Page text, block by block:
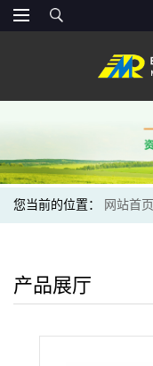
您当前的位置： 网站首页
产品展厅